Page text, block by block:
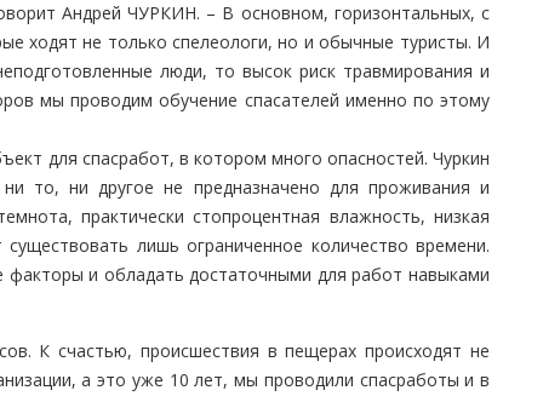
Андрей ЧУРКИН. – В основном, горизонтальных, с
ходят не только спелеологи, но и обычные туристы. И
люди, то высок риск травмирования и
мы проводим обучение спасателей именно по этому
для спасработ, в котором много опасностей. Чуркин
то, ни другое не предназначено для проживания и
практически стопроцентная влажность, низкая
лишь ограниченное количество времени.
и обладать достаточными для работ навыками
К счастью, происшествия в пещерах происходят не
а это уже 10 лет, мы проводили спасработы и в